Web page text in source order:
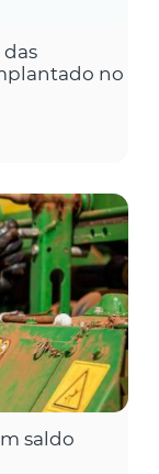
no
saldo